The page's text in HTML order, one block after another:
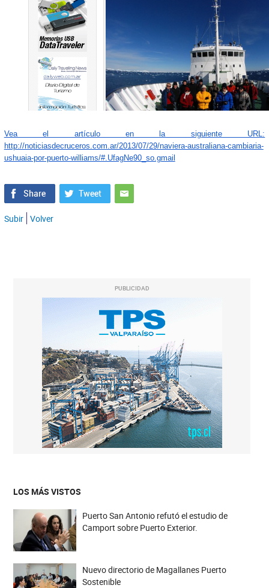
Vea el artículo en la siguiente URL:
http://noticiasdecruceros.com.ar/2013/07/29/naviera-australiana-cambiaria-
ushuaia-por-puerto-williams/#.UfagNe90_so.gmail
Subir Volver
PUBLICIDAD
LOS MÁS VISTOS
Puerto San Antonio refutó el estudio de
Camport sobre Puerto Exterior.
Nuevo directorio de Magallanes Puerto
Sostenible